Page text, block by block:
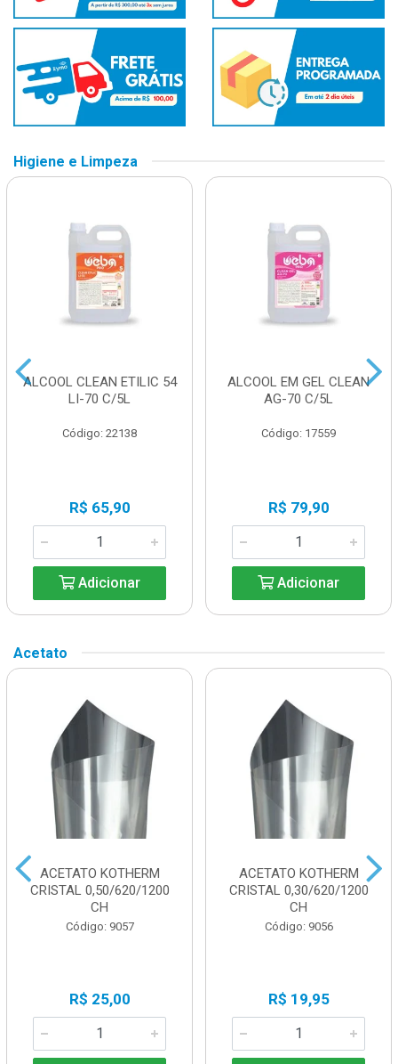
Higiene e Limpeza
ALCOOL CLEAN ETILIC 54
LI-70 C/5L
Código: 22138
R$ 65,90
Adicionar
ALCOOL EM GEL CLEAN
AG-70 C/5L
Código: 17559
R$ 79,90
Adicionar
Acetato
ACETATO KOTHERM
CRISTAL 0,50/620/1200
CH
Código: 9057
R$ 25,00
ACETATO KOTHERM
CRISTAL 0,30/620/1200
CH
Código: 9056
R$ 19,95